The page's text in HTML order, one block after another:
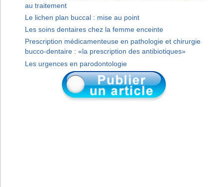
au traitement
Le lichen plan buccal : mise au point
Les soins dentaires chez la femme enceinte
Prescription médicamenteuse en pathologie et chirurgie
bucco-dentaire : «la prescription des antibiotiques»
Les urgences en parodontologie